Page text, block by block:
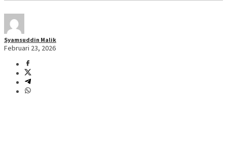
Syamsuddin Malik
Februari 23, 2026